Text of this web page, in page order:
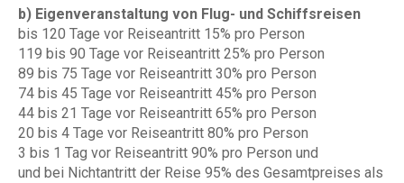
b) Eigenveranstaltung von Flug- und Schiffsreisen
bis 120 Tage vor Reiseantritt 15% pro Person
119 bis 90 Tage vor Reiseantritt 25% pro Person
89 bis 75 Tage vor Reiseantritt 30% pro Person
74 bis 45 Tage vor Reiseantritt 45% pro Person
44 bis 21 Tage vor Reiseantritt 65% pro Person
20 bis 4 Tage vor Reiseantritt 80% pro Person
3 bis 1 Tag vor Reiseantritt 90% pro Person und
und bei Nichtantritt der Reise 95% des Gesamtpreises als